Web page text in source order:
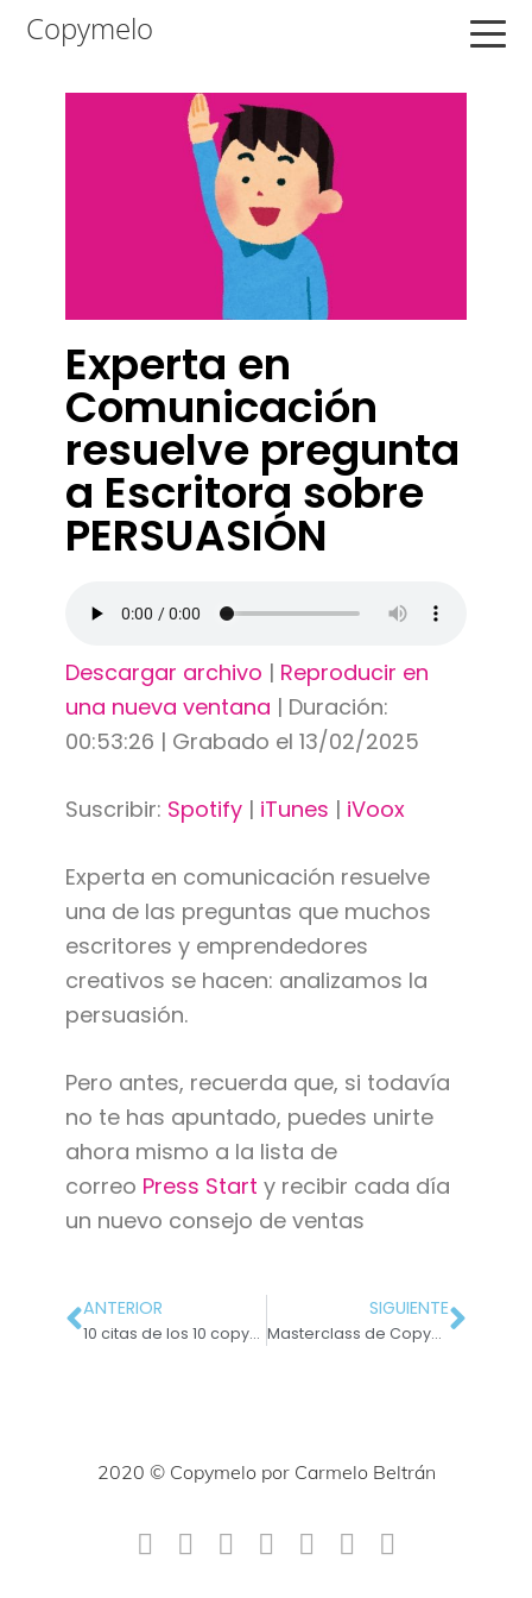
Saltar
Saltar
contenido
Saltar
Copymelo
Experta en
Comunicación
resuelve pregunta
a Escritora sobre
PERSUASIÓN
Descargar archivo | Reproducir en
una nueva ventana | Duración:
00:53:26 | Grabado el 13/02/2025
Suscribir: Spotify| iTunes | iVoox
Experta en comunicación resuelve
una de las preguntas que muchos
escritores y emprendedores
creativos se hacen: analizamos la
persuasión.
Pero antes, recuerda que, si todavía
no te has apuntado, puedes unirte
ahora mismo a la lista de
correo Press Start y recibir cada día
un nuevo consejo de ventas
ANTERIOR
10 citas de los 10 copywriters más famosos de la historia
SIGUIENTE
Masterclass de Copywriting | Cómo empezar a escribir con persuasión
2020 © Copymelo por Carmelo Beltrán